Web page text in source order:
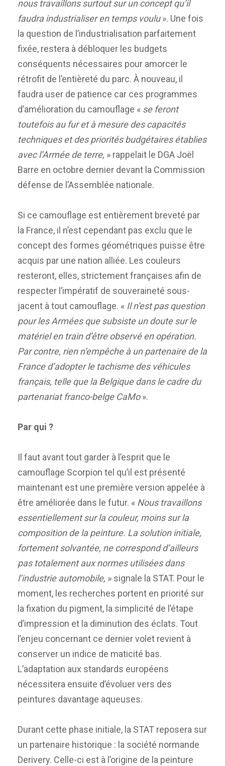
nous travaillons surtout sur un concept qu’il
faudra industrialiser en temps voulu». Une fois
la question de l’industrialisation parfaitement
fixée, restera à débloquer les budgets
conséquents nécessaires pour amorcer le
rétrofit de l’entièreté du parc. À nouveau, il
faudra user de patience car ces programmes
d’amélioration du camouflage « se feront
toutefois au fur et à mesure des capacités
techniques et des priorités budgétaires établies
avec l’Armée de terre, » rappelait le DGA Joël
Barre en octobre dernier devant la Commission
défense de l’Assemblée nationale.
Si ce camouflage est entièrement breveté par
la France, il n’est cependant pas exclu que le
concept des formes géométriques puisse être
acquis par une nation alliée. Les couleurs
resteront, elles, strictement françaises afin de
respecter l’impératif de souveraineté sous-
jacent à tout camouflage. « Il n’est pas question
pour les Armées que subsiste un doute sur le
matériel en train d’être observé en opération.
Par contre, rien n’empêche à un partenaire de la
France d’adopter le tachisme des véhicules
français, telle que la Belgique dans le cadre du
partenariat franco-belge CaMo».
Par qui ?
Il faut avant tout garder à l’esprit que le
camouflage Scorpion tel qu’il est présenté
maintenant est une première version appelée à
être améliorée dans le futur. « Nous travaillons
essentiellement sur la couleur, moins sur la
composition de la peinture. La solution initiale,
fortement solvantée, ne correspond d’ailleurs
pas totalement aux normes utilisées dans
l’industrie automobile, » signale la STAT. Pour le
moment, les recherches portent en priorité sur
la fixation du pigment, la simplicité de l’étape
d’impression et la diminution des éclats. Tout
l’enjeu concernant ce dernier volet revient à
conserver un indice de maticité bas.
L’adaptation aux standards européens
nécessitera ensuite d’évoluer vers des
peintures davantage aqueuses.
Durant cette phase initiale, la STAT reposera sur
un partenaire historique : la société normande
Derivery. Celle-ci est à l’origine de la peinture